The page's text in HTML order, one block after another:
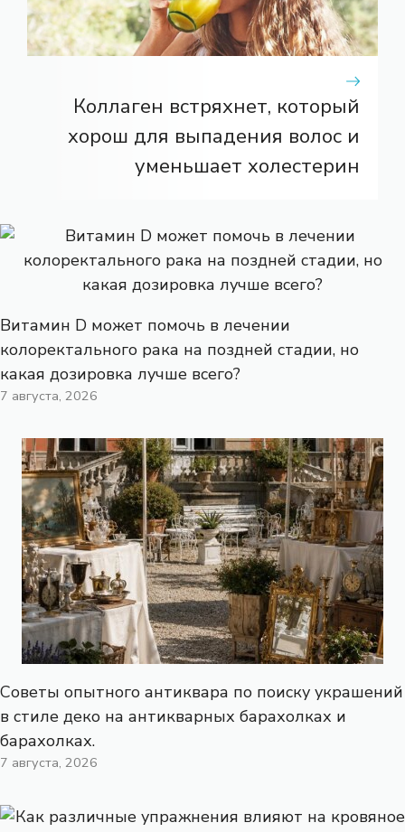
Коллаген встряхнет, который
хорош для выпадения волос и
уменьшает холестерин
Витамин D может помочь в лечении
колоректального рака на поздней стадии, но
какая дозировка лучше всего?
7 августа, 2026
Советы опытного антиквара по поиску украшений
в стиле деко на антикварных барахолках и
барахолках.
7 августа, 2026